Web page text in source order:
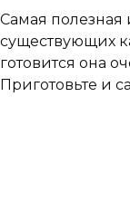
Самая полезная
существующих
готовится она
Приготовьте и